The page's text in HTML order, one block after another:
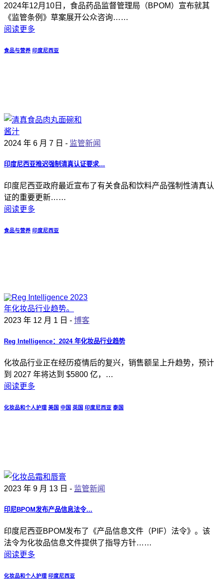
2024年12月10日，食品药品监督管理局（BPOM）宣布就其
《监管条例》草案展开公众咨询……
阅读更多
食品与营养 印度尼西亚
2024 年 6 月 7 日 - 监管新闻
印度尼西亚推迟强制清真认证要求…
印度尼西亚政府最近宣布了有关食品和饮料产品强制性清真认
证的重要更新……
阅读更多
食品与营养 印度尼西亚
2023 年 12 月 1 日 - 博客
Reg Intelligence：2024 年化妆品行业趋势
化妆品行业正在经历疫情后的复兴，销售额呈上升趋势，预计
到 2027 年将达到 $5800 亿，…
阅读更多
化妆品和个人护理 美国 中国 英国 印度尼西亚 泰国
2023 年 9 月 13 日 - 监管新闻
印尼BPOM发布产品信息法令…
印度尼西亚BPOM发布了《产品信息文件（PIF）法令》。该
法令为化妆品信息文件提供了指导方针……
阅读更多
化妆品和个人护理 印度尼西亚